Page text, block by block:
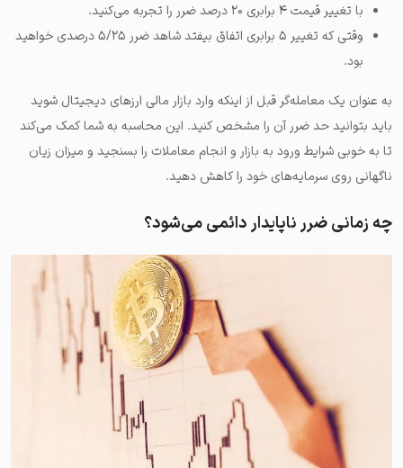
با تغییر قیمت ۴ برابری ۲۰ درصد ضرر را تجربه می‌کنید.
وقتی که تغییر ۵ برابری اتفاق بیفتد شاهد ضرر ۵/۲۵ درصدی خواهید
بود.
به عنوان یک معامله‌گر قبل از اینکه وارد بازار مالی ارزهای دیجیتال شوید
باید بتوانید حد ضرر آن را مشخص کنید. این محاسبه به شما کمک می‌کند
تا به خوبی شرایط ورود به بازار و انجام معاملات را بسنجید و میزان زیان
ناگهانی روی سرمایه‌های خود را کاهش دهید.
چه زمانی ضرر ناپایدار دائمی می‌شود؟